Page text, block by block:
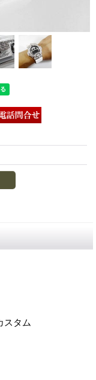
スタム